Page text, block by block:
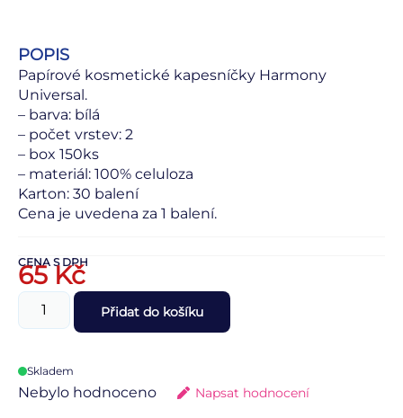
POPIS
Papírové kosmetické kapesníčky Harmony
Universal.
– barva: bílá
– počet vrstev: 2
– box 150ks
– materiál: 100% celuloza
Karton: 30 balení
Cena je uvedena za 1 balení.
CENA S DPH
65Kč
Přidat do košíku
Skladem
Nebylo hodnoceno Napsat hodnocení